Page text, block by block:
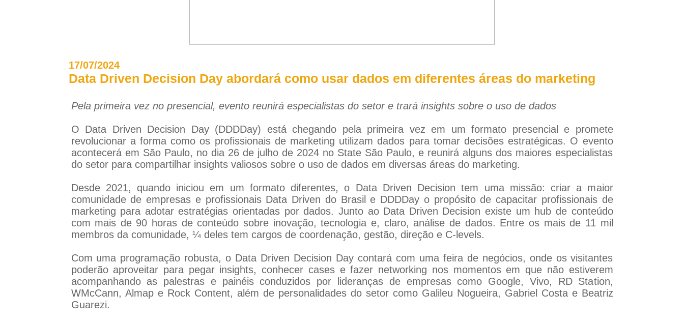
17/07/2024
Data Driven Decision Day abordará como usar dados em diferentes áreas do marketing
Pela primeira vez no presencial, evento reunirá especialistas do setor e trará insights sobre o uso de dados
O Data Driven Decision Day (DDDDay) está chegando pela primeira vez em um formato presencial e promete
revolucionar a forma como os profissionais de marketing utilizam dados para tomar decisões estratégicas. O evento
acontecerá em São Paulo, no dia 26 de julho de 2024 no State São Paulo, e reunirá alguns dos maiores especialistas
do setor para compartilhar insights valiosos sobre o uso de dados em diversas áreas do marketing.
Desde 2021, quando iniciou em um formato diferentes, o Data Driven Decision tem uma missão: criar a maior
comunidade de empresas e profissionais Data Driven do Brasil e DDDDay o propósito de capacitar profissionais de
marketing para adotar estratégias orientadas por dados. Junto ao Data Driven Decision existe um hub de conteúdo
com mais de 90 horas de conteúdo sobre inovação, tecnologia e, claro, análise de dados. Entre os mais de 11 mil
membros da comunidade, ¼ deles tem cargos de coordenação, gestão, direção e C-levels.
Com uma programação robusta, o Data Driven Decision Day contará com uma feira de negócios, onde os visitantes
poderão aproveitar para pegar insights, conhecer cases e fazer networking nos momentos em que não estiverem
acompanhando as palestras e painéis conduzidos por lideranças de empresas como Google, Vivo, RD Station,
WMcCann, Almap e Rock Content, além de personalidades do setor como Galileu Nogueira, Gabriel Costa e Beatriz
Guarezi.